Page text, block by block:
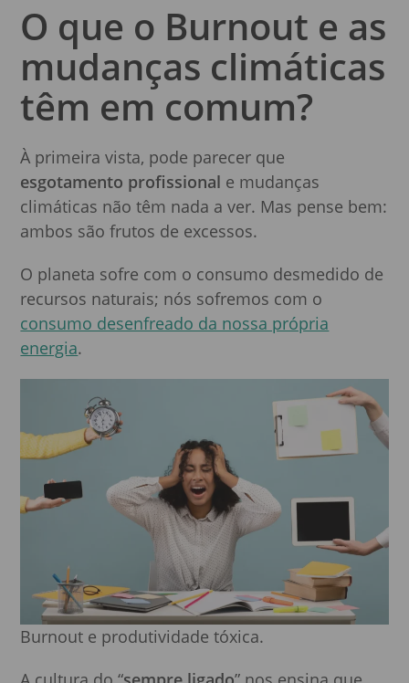
O que o Burnout e as
mudanças climáticas
têm em comum?
À primeira vista, pode parecer que
esgotamento profissional e mudanças
climáticas não têm nada a ver. Mas pense bem:
ambos são frutos de excessos.
O planeta sofre com o consumo desmedido de
recursos naturais; nós sofremos com o
consumo desenfreado da nossa própria
energia.
Burnout e produtividade tóxica.